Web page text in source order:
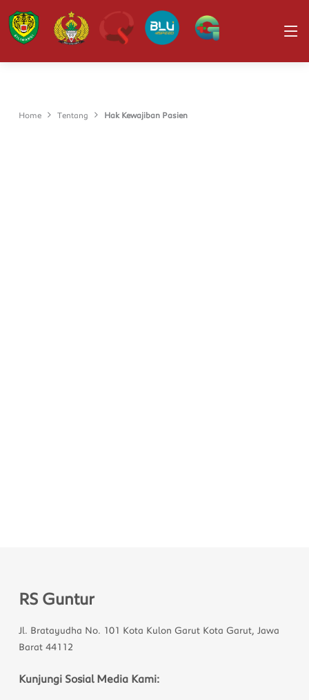
Home Tentang Hak Kewajiban Pasien
RS Guntur
Jl. Bratayudha No. 101 Kota Kulon Garut Kota Garut, Jawa
Barat 44112
Kunjungi Sosial Media Kami: